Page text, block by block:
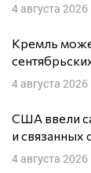
4 августа 2026
Кремль
4 августа 2026
США ввели
и связанных
4 августа 2026